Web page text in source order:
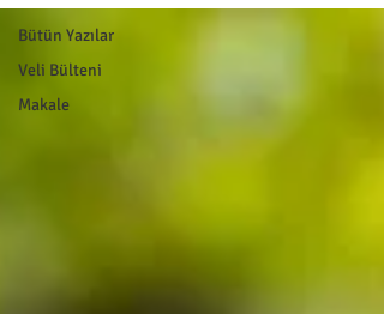
Bütün Yazılar
Veli Bülteni
Makale